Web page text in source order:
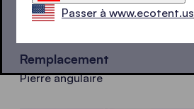
Remplacement
Pierre angulaire
Passer à www.ecotent.us